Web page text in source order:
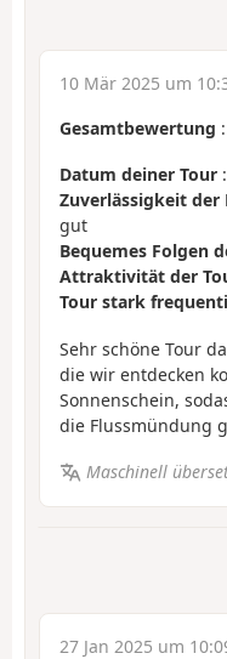
10 Mär 2025 um
Gesamtbewertung :
Datum deiner Tour
Zuverlässigkeit der
gut
Bequemes Folgen
Attraktivität der
Tour stark
Sehr schöne Tour
die wir entdecken
Sonnenschein,
die Flussmündung
Maschinell
27 Jan 2025 um